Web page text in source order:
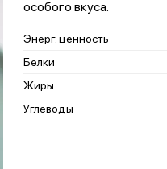
особого вкуса.
Энерг. ценность
Белки
Жиры
Углеводы